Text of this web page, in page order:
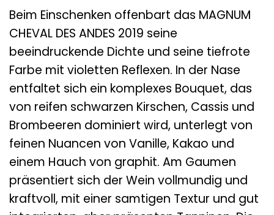
Beim Einschenken offenbart das MAGNUM
CHEVAL DES ANDES 2019 seine
beeindruckende Dichte und seine tiefrote
Farbe mit violetten Reflexen. In der Nase
entfaltet sich ein komplexes Bouquet, das
von reifen schwarzen Kirschen, Cassis und
Brombeeren dominiert wird, unterlegt von
feinen Nuancen von Vanille, Kakao und
einem Hauch von graphit. Am Gaumen
präsentiert sich der Wein vollmundig und
kraftvoll, mit einer samtigen Textur und gut